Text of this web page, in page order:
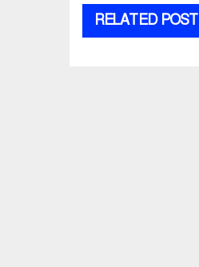
RELATED POST